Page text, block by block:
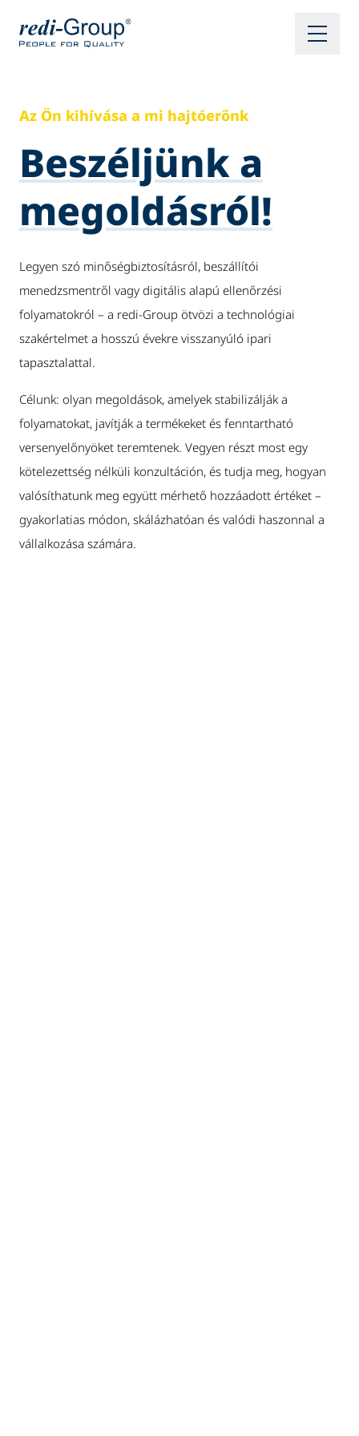
Az Ön kihívása a mi hajtóerőnk
Beszéljünk a
megoldásról!
Legyen szó minőségbiztosításról, beszállítói
menedzsmentről vagy digitális alapú ellenőrzési
folyamatokról – a redi-Group ötvözi a technológiai
szakértelmet a hosszú évekre visszanyúló ipari
tapasztalattal.
Célunk: olyan megoldások, amelyek stabilizálják a
folyamatokat, javítják a termékeket és fenntartható
versenyelőnyöket teremtenek. Vegyen részt most egy
kötelezettség nélküli konzultáción, és tudja meg, hogyan
valósíthatunk meg együtt mérhető hozzáadott értéket –
gyakorlatias módon, skálázhatóan és valódi haszonnal a
vállalkozása számára.